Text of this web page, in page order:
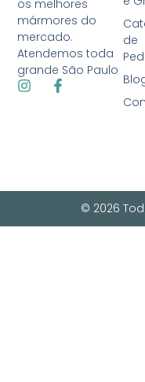
os melhores
mármores do
mercado.
Atendemos toda
grande São Paulo
de
© 2026